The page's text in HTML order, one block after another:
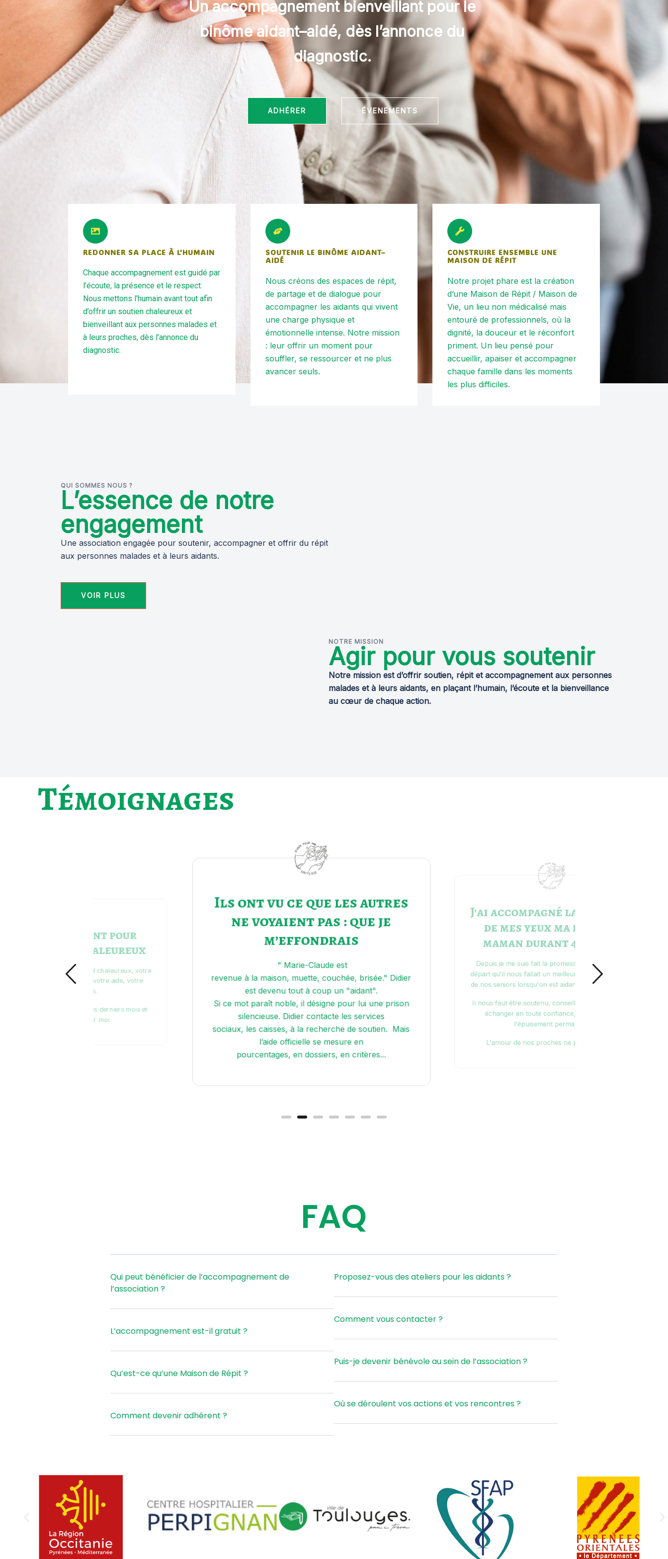
Un accompagnement bienveillant pour le
binôme aidant–aidé, dès l’annonce du
diagnostic.
ADHÉRER ÉVENEMENTS
REDONNER SA PLACE À L’HUMAIN
Chaque accompagnement est guidé par
l’écoute, la présence et le respect.
Nous mettons l’humain avant tout afin
d’offrir un soutien chaleureux et
bienveillant aux personnes malades et
à leurs proches, dès l’annonce du
diagnostic.
SOUTENIR LE BINÔME AIDANT–
AIDÉ
Nous créons des espaces de répit,
de partage et de dialogue pour
accompagner les aidants qui vivent
une charge physique et
émotionnelle intense. Notre mission
: leur offrir un moment pour
souffler, se ressourcer et ne plus
avancer seuls.
CONSTRUIRE ENSEMBLE UNE
MAISON DE RÉPIT
Notre projet phare est la création
d’une Maison de Répit / Maison de
Vie, un lieu non médicalisé mais
entouré de professionnels, où la
dignité, la douceur et le réconfort
priment. Un lieu pensé pour
accueillir, apaiser et accompagner
chaque famille dans les moments
les plus difficiles.
QUI SOMMES NOUS ?
L’essence de notre
engagement
Une association engagée pour soutenir, accompagner et offrir du répit
aux personnes malades et à leurs aidants.
VOIR PLUS
NOTRE MISSION
Agir pour vous soutenir
Notre mission est d’offrir soutien, répit et accompagnement aux personnes
malades et à leurs aidants, en plaçant l’humain, l’écoute et la bienveillance
au cœur de chaque action.
Témoignages
ne voyaient pas : que je
m’effondrais
" Marie-Claude est
revenue à la maison, muette, couchée, brisée." Didier
silencieuse. Didier contacte les services
sociaux, les caisses, à la recherche de soutien. Mais
J'ai accompagné la prunelle
de mes yeux ma défunte
maman durant 4 années
Depuis je me suis fait la promesse, au jour de son
départ qu'il nous fallait un meilleur accompagnement
de nos seniors lorsqu'on est aidant comme je l'ai été.
Il nous faut être soutenu, conseillé, écouté, pouvoir
échanger en toute confiance, à défaut c'est
l'épuisement permanent.
L'amour de nos proches ne peut pas tout !
Je souhaite remercier tous
les bénévoles pour votre
patience
Je souhaite remercier tous les bénévoles pour votre
patience, gentillesse ; et votre
implication que vous
leur apporter de la chaleur
Merci aussi pour les aidants familiaux
FAQ
Qui peut bénéficier de l’accompagnement de
l’association ?
L’accompagnement est-il gratuit ?
Qu’est-ce qu’une Maison de Répit ?
Comment devenir adhérent ?
Proposez-vous des ateliers pour les aidants ?
Comment vous contacter ?
Puis-je devenir bénévole au sein de l’association ?
Où se déroulent vos actions et vos rencontres ?